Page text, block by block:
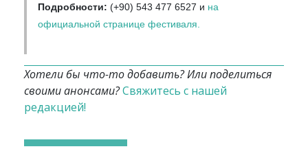
Подробности: (+90) 543 477 6527 и на
официальной странице фестиваля.
Хотели бы что-то добавить? Или поделиться
своими анонсами?Свяжитесь с нашей
редакцией!